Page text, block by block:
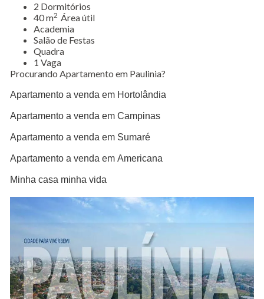
​2 Dormitórios
40 m2 Área útil
Academia
Salão de Festas
Quadra
1 Vaga
Procurando Apartamento em Paulinia?
Apartamento a venda em Hortolândia
Apartamento a venda em Campinas
Apartamento a venda em Sumaré
Apartamento a venda em Americana
Minha casa minha vida